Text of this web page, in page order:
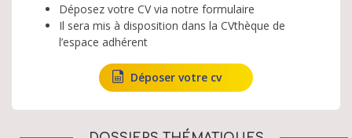
Déposez votre CV via notre formulaire
Il sera mis à disposition dans la CVthèque de
l’espace adhérent
Déposer votre cv